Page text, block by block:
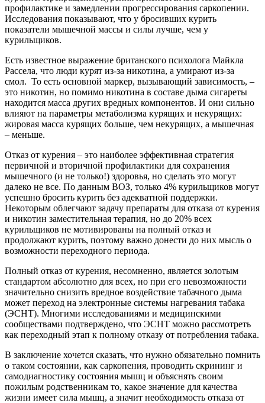
профилактике и замедлении прогрессирования саркопении.
Исследования показывают, что у бросивших курить
показатели мышечной массы и силы лучше, чем у
курильщиков.
Есть известное выражение британского психолога Майкла
Рассела, что люди курят из-за никотина, а умирают из-за
смол. То есть основной маркер, вызывающий зависимость, –
это никотин, но помимо никотина в составе дыма сигареты
находится масса других вредных компонентов. И они сильно
влияют на параметры метаболизма курящих и некурящих:
жировая масса курящих больше, чем некурящих, а мышечная
– меньше.
Отказ от курения – это наиболее эффективная стратегия
первичной и вторичной профилактики для сохранения
мышечного (и не только!) здоровья, но сделать это могут
далеко не все. По данным ВОЗ, только 4% курильщиков могут
успешно бросить курить без адекватной поддержки.
Некоторым облегчают задачу препараты для отказа от курения
и никотин заместительная терапия, но до 20% всех
курильщиков не мотивированы на полный отказ и
продолжают курить, поэтому важно донести до них мысль о
возможности переходного периода.
Полный отказ от курения, несомненно, является золотым
стандартом абсолютно для всех, но при его невозможности
значительно снизить вредное воздействие табачного дыма
может переход на электронные системы нагревания табака
(ЭСНТ). Многими исследованиями и медицинскими
сообществами подтверждено, что ЭСНТ можно рассмотреть
как переходный этап к полному отказу от потребления табака.
В заключение хочется сказать, что нужно обязательно помнить
о таком состоянии, как саркопения, проводить скрининг и
самодиагностику состояния мышц и объяснять своим
пожилым родственникам то, какое значение для качества
жизни имеет сила мышц, а значит необходимость отказа от